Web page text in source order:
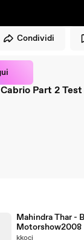
Condividi
Part 2
Mahindra Thar -
Motorshow2008